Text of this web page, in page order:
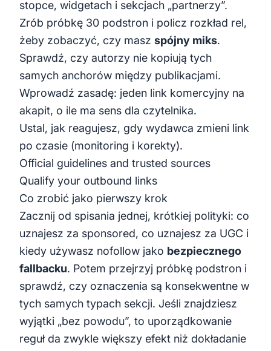
stopce, widgetach i sekcjach „partnerzy”.
Zrób próbkę 30 podstron i policz rozkład rel,
żeby zobaczyć, czy masz spójny miks.
Sprawdź, czy autorzy nie kopiują tych
samych anchorów między publikacjami.
Wprowadź zasadę: jeden link komercyjny na
akapit, o ile ma sens dla czytelnika.
Ustal, jak reagujesz, gdy wydawca zmieni link
po czasie (monitoring i korekty).
Official guidelines and trusted sources
Qualify your outbound links
Co zrobić jako pierwszy krok
Zacznij od spisania jednej, krótkiej polityki: co
uznajesz za sponsored, co uznajesz za UGC i
kiedy używasz nofollow jako bezpiecznego
fallbacku. Potem przejrzyj próbkę podstron i
sprawdź, czy oznaczenia są konsekwentne w
tych samych typach sekcji. Jeśli znajdziesz
wyjątki „bez powodu”, to uporządkowanie
reguł da zwykle większy efekt niż dokładanie